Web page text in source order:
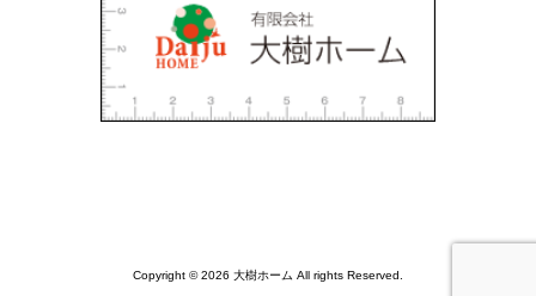
Copyright © 2026 大樹ホーム All rights Reserved.